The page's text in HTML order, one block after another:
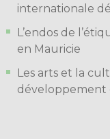
internationale
L’endos de
en Mauricie
Les arts et la
développement